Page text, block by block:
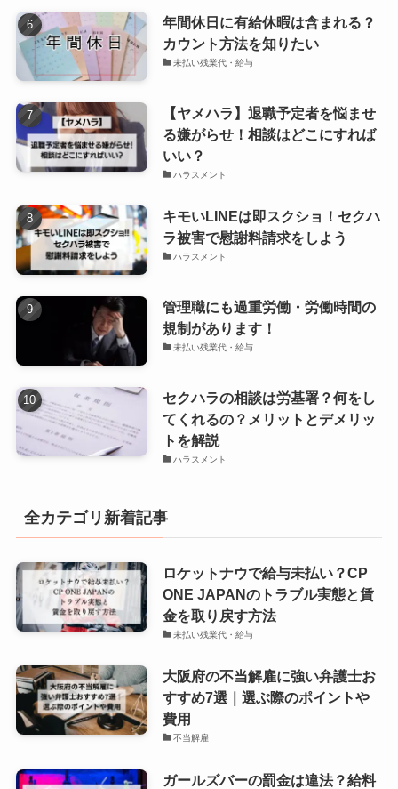
年間休日に有給休暇は含まれる？
カウント方法を知りたい
未払い残業代・給与
【ヤメハラ】退職予定者を悩ませ
る嫌がらせ！相談はどこにすれば
いい？
ハラスメント
キモいLINEは即スクショ！セクハ
ラ被害で慰謝料請求をしよう
ハラスメント
管理職にも過重労働・労働時間の
規制があります！
未払い残業代・給与
セクハラの相談は労基署？何をし
てくれるの？メリットとデメリッ
トを解説
ハラスメント
全カテゴリ新着記事
ロケットナウで給与未払い？CP
ONE JAPANのトラブル実態と賃
金を取り戻す方法
未払い残業代・給与
大阪府の不当解雇に強い弁護士お
すすめ7選｜選ぶ際のポイントや
費用
不当解雇
ガールズバーの罰金は違法？給料